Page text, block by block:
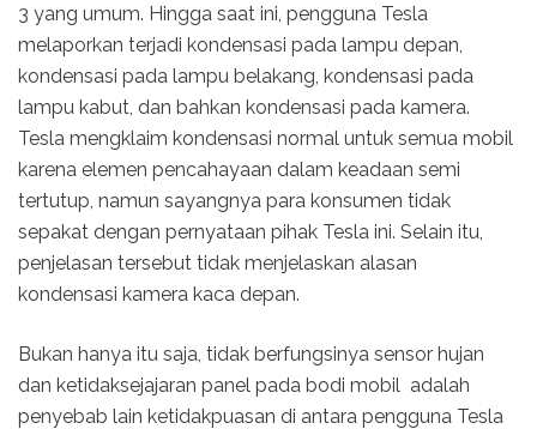
3 yang umum. Hingga saat ini, pengguna Tesla
melaporkan terjadi kondensasi pada lampu depan,
kondensasi pada lampu belakang, kondensasi pada
lampu kabut, dan bahkan kondensasi pada kamera.
Tesla mengklaim kondensasi normal untuk semua mobil
karena elemen pencahayaan dalam keadaan semi
tertutup, namun sayangnya para konsumen tidak
sepakat dengan pernyataan pihak Tesla ini. Selain itu,
penjelasan tersebut tidak menjelaskan alasan
kondensasi kamera kaca depan.
Bukan hanya itu saja, tidak berfungsinya sensor hujan
dan ketidaksejajaran panel pada bodi mobil adalah
penyebab lain ketidakpuasan di antara pengguna Tesla